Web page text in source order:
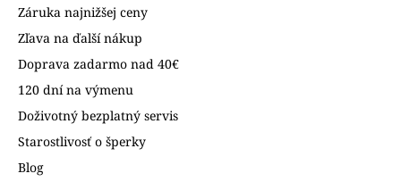
Záruka najnižšej ceny
Zľava na ďalší nákup
Doprava zadarmo nad 40€
120 dní na výmenu
Doživotný bezplatný servis
Starostlivosť o šperky
Blog